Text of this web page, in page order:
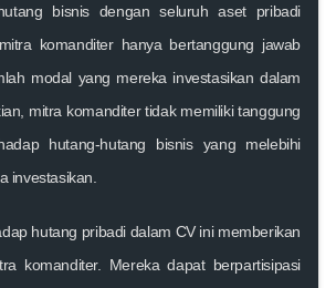
bisnis dengan seluruh aset pribadi
komanditer hanya bertanggung jawab
modal yang mereka investasikan dalam
mitra komanditer tidak memiliki tanggung
hutang-hutang bisnis yang melebihi
investasikan.
hutang pribadi dalam CV ini memberikan
komanditer. Mereka dapat berpartisipasi